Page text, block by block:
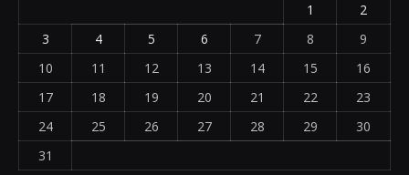
1
2
3
4 5 6 7 8
9
10
11 12 13 14 15
16
17
18 19 20 21 22
23
24
25 26 27 28 29
30
31